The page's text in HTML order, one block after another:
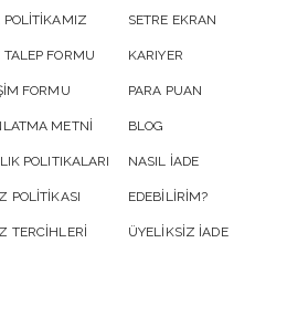
POLİTİKAMIZ
TALEP FORMU
FORMU
METNİ
POLITIKALARI
POLİTİKASI
TERCİHLERİ
SETRE EKRAN
KARIYER
PARA PUAN
BLOG
NASIL İADE
EDEBİLİRİM?
ÜYELİKSİZ İADE